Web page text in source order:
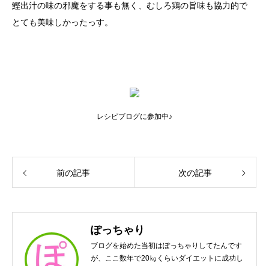
鰹出汁の味の邪魔をする事も無く、むしろ鶏の旨味も協力的で
とても美味しかったっす。
レシピブログに参加中♪
前の記事 次の記事
ぽっちゃり
ブログを始めた当初はぽっちゃりしてたんです
が、ここ数年で20㎏くらいダイエットに成功し